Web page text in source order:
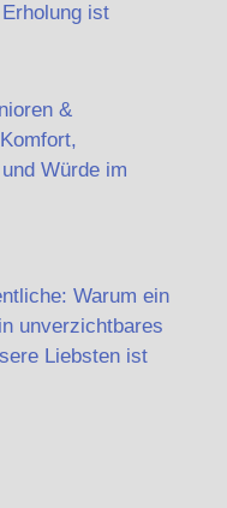
ist
&
Würde im
Warum ein
unverzichtbares
Liebsten ist